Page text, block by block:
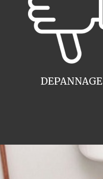
DEPANNAGE